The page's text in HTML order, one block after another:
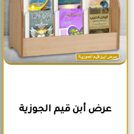
عرض أبن قيم الجوزية